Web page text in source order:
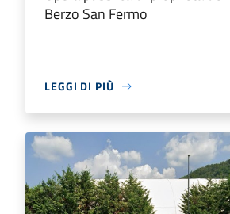
Berzo San Fermo
LEGGI DI PIÙ